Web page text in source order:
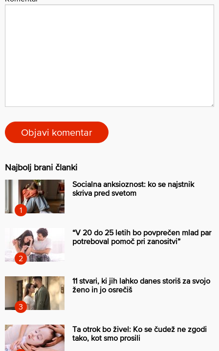
Najbolj brani članki
Socialna anksioznost: ko se najstnik
skriva pred svetom
“V 20 do 25 letih bo povprečen mlad par
potreboval pomoč pri zanositvi”
11 stvari, ki jih lahko danes storiš za svojo
ženo in jo osrečiš
Ta otrok bo živel: Ko se čudež ne zgodi
tako, kot smo prosili